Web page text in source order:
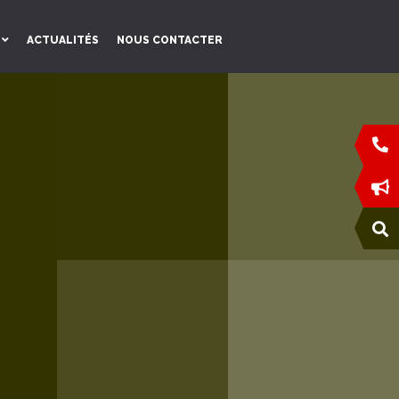
ACTUALITÉS NOUS CONTACTER